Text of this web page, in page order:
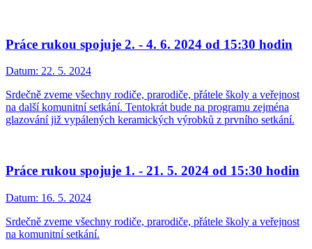
Práce rukou spojuje 2. - 4. 6. 2024 od 15:30 hodin
Datum: 22. 5. 2024
Srdečně zveme všechny rodiče, prarodiče, přátele školy a veřejnost
na další komunitní setkání. Tentokrát bude na programu zejména
glazování již vypálených keramických výrobků z prvního setkání.
Práce rukou spojuje 1. - 21. 5. 2024 od 15:30 hodin
Datum: 16. 5. 2024
Srdečně zveme všechny rodiče, prarodiče, přátele školy a veřejnost
na komunitní setkání.